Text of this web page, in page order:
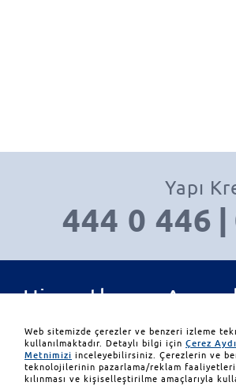
Yapı
444 0 446 |
Hizmetler ve
Yatırım
Web sitemizde çerezler ve benzeri izleme
kullanılmaktadır. Detaylı bilgi için Çerez
Metnimizi inceleyebilirsiniz. Çerezlerin ve
teknolojilerinin pazarlama/reklam
kılınması ve kişiselleştirilme amaçlarıyla